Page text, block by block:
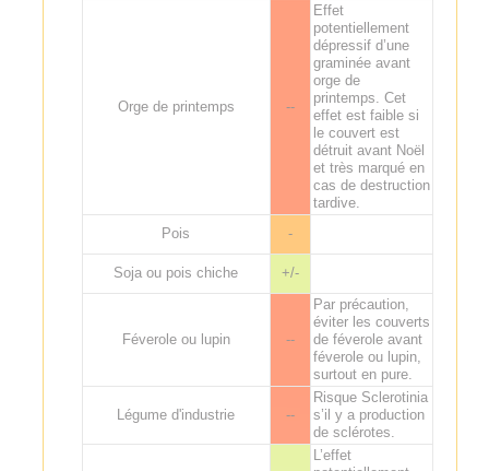
Orge de printemps --
Effet
potentiellement
dépressif d’une
graminée avant
orge de
printemps. Cet
effet est faible si
le couvert est
détruit avant Noël
et très marqué en
cas de destruction
tardive.
Pois
-
Soja ou pois chiche +/-
Féverole ou lupin --
Par précaution,
éviter les couverts
de féverole avant
féverole ou lupin,
surtout en pure.
Légume d'industrie --
Risque Sclerotinia
s’il y a production
de sclérotes.
L’effet